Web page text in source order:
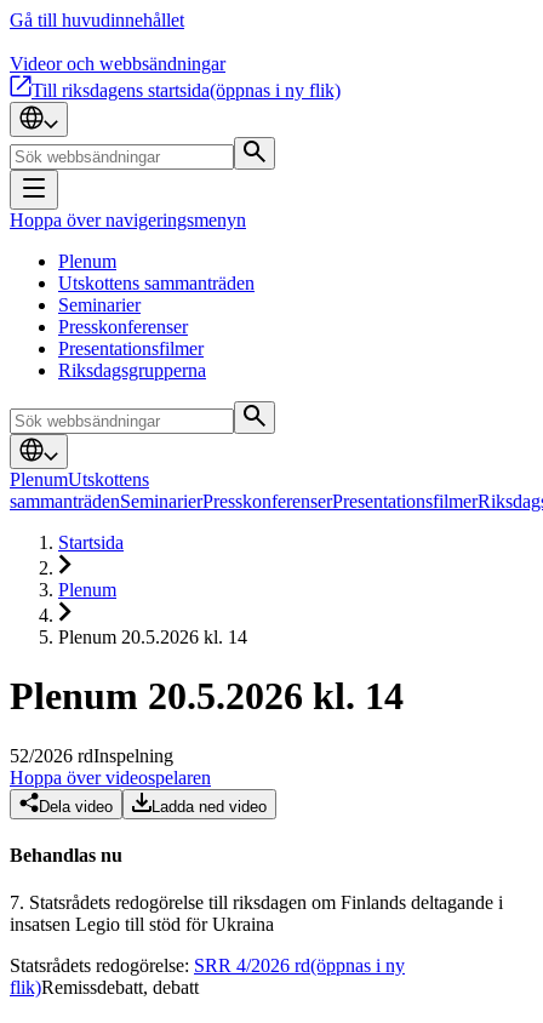
Gå till huvudinnehållet
Videor och webbsändningar
Till riksdagens startsida(öppnas i ny flik)
Hoppa över navigeringsmenyn
Plenum
Utskottens sammanträden
Seminarier
Presskonferenser
Presentationsfilmer
Riksdagsgrupperna
PlenumUtskottens
sammanträdenSeminarierPresskonferenserPresentationsfilmer
Startsida
Plenum
Plenum 20.5.2026 kl. 14
Plenum 20.5.2026 kl. 14
52/2026 rdInspelning
Hoppa över videospelaren
Dela video Ladda ned video
Behandlas nu
7. Statsrådets redogörelse till riksdagen om Finlands deltagande i
insatsen Legio till stöd för Ukraina
Statsrådets redogörelse: SRR 4/2026 rd(öppnas i ny
flik)Remissdebatt, debatt